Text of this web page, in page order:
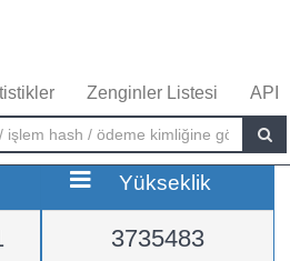
Zenginler Listesi API
Yükseklik
3735483